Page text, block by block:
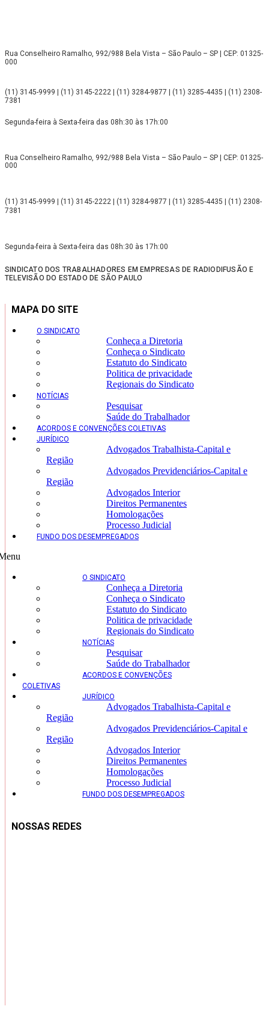
Rua Conselheiro Ramalho, 992/988 Bela Vista – São Paulo – SP | CEP: 01325-
000
(11) 3145-9999 | (11) 3145-2222 | (11) 3284-9877 | (11) 3285-4435 | (11) 2308-
7381
Segunda-feira à Sexta-feira das 08h:30 às 17h:00
Rua Conselheiro Ramalho, 992/988 Bela Vista – São Paulo – SP | CEP: 01325-
000
(11) 3145-9999 | (11) 3145-2222 | (11) 3284-9877 | (11) 3285-4435 | (11) 2308-
7381
Segunda-feira à Sexta-feira das 08h:30 às 17h:00
SINDICATO DOS TRABALHADORES EM EMPRESAS DE RADIODIFUSÃO E
TELEVISÃO DO ESTADO DE SÃO PAULO
MAPA DO SITE
O SINDICATO
Conheça a Diretoria
Conheça o Sindicato
Estatuto do Sindicato
Politica de privacidade
Regionais do Sindicato
NOTÍCIAS
Pesquisar
Saúde do Trabalhador
ACORDOS E CONVENÇÕES COLETIVAS
JURÍDICO
Advogados Trabalhista-Capital e
Região
Advogados Previdenciários-Capital e
Região
Advogados Interior
Direitos Permanentes
Homologações
Processo Judicial
FUNDO DOS DESEMPREGADOS
O SINDICATO
Conheça a Diretoria
Conheça o Sindicato
Estatuto do Sindicato
Politica de privacidade
Regionais do Sindicato
NOTÍCIAS
Pesquisar
Saúde do Trabalhador
ACORDOS E CONVENÇÕES
COLETIVAS
JURÍDICO
Advogados Trabalhista-Capital e
Região
Advogados Previdenciários-Capital e
Região
Advogados Interior
Direitos Permanentes
Homologações
Processo Judicial
FUNDO DOS DESEMPREGADOS
NOSSAS REDES